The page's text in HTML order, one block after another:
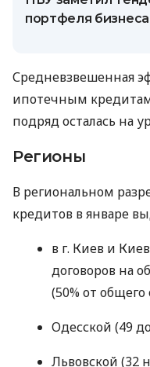
портфеля бизнеса
Средневзвешенная
ипотечным
подряд осталась на
Регионы
В региональном
кредитов в январе
в г. Киев и
договоров на
(50% от общего
Одесской (49
Львовской (32